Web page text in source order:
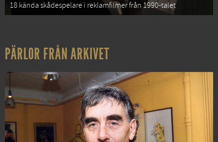
18 kända skådespelare i reklamfilmer från 1990-talet
PÄRLOR FRÅN ARKIVET